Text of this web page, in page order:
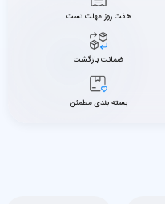
هفت روز مهلت تست
ضمانت بازگشت
بسته بندی مطمئن